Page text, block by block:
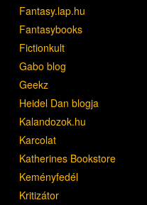
Fantasy.lap.hu
Fantasybooks
Fictionkult
Gabo blog
Geekz
Heidel Dan blogja
Kalandozok.hu
Karcolat
Katherines Bookstore
Keményfedél
Kritizátor